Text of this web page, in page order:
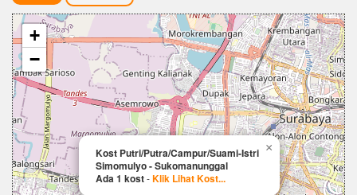
Kost Putri/Putra/Campur/Suami-Istri
Simomulyo - Sukomanunggal
Ada 1 kost-Klik Lihat Kost...
×
+
−